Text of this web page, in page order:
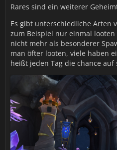
Rares sind ein weiterer
Es gibt unterschiedliche Arten
zum Beispiel nur einmal
nicht mehr als besonderer
man öfter looten, viele haben
heißt jeden Tag die chance auf